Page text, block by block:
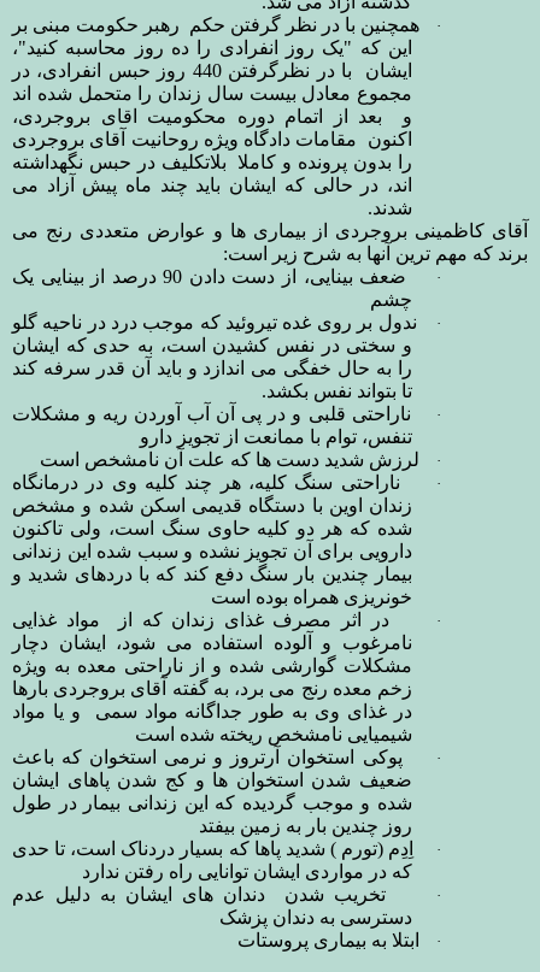
· همچنین با در نظر گرفتن حکم رهبر حکومت مبنی بر
این که "یک روز انفرادی را ده روز محاسبه کنید"،
ایشان با در نظرگرفتن440 روز حبس انفرادی، در
مجموع معادل بیست سال زندان را متحمل شده اند
و
بعد از اتمام دوره محکومیت اقای بروجردی،
اکنون مقامات دادگاه ویژه روحانیت آقای بروجردی
را بدون پرونده و کاملا بلاتکلیف در حبس نگهداشته
اند، در حالی که ایشان باید چند ماه پیش آزاد می
شدند.
آقای کاظمینی بروجردی از بیماری ها و عوارض متعددی رنج می
برند که مهم ترین آنها به شرح زیر است:
·
ضعف بینایی، از دست دادن 90 درصد از بینایی یک
چشم
·
ندول بر روی غده تیروئید که موجب درد در ناحیه گلو
و سختی در نفس کشیدن است، به حدی که ایشان
را به حال خفگی می اندازد و باید آن قدر سرفه کند
تا بتواند نفس بکشد.
·
ناراحتی قلبی و در پی آن آب آوردن ریه و مشکلات
تنفس، توام با ممانعت از تجویز دارو
· لرزش شدید دست ها که علت آن نامشخص است
·
ناراحتی سنگ کلیه، هر چند کلیه وی در درمانگاه
زندان اوین با دستگاه قدیمی اسکن شده و مشخص
شده که هر دو کلیه حاوی سنگ است، ولی تاکنون
دارویی برای آن تجویز نشده و سبب شده این زندانی
بیمار چندین بار سنگ دفع کند که با دردهای شدید و
خونریزی همراه بوده است
·
در اثر مصرف غذای زندان که از مواد غذایی
نامرغوب و آلوده استفاده می شود، ایشان دچار
مشکلات گوارشی شده و از ناراحتی معده به ویژه
زخم معده رنج می برد، به گفته
آقای بروجردی بارها
در غذای وی به طور جداگانه مواد سمی و یا مواد
شیمیایی نامشخص ریخته شده است
· پوکی استخوان آرتروز و نرمی استخوان که باعث
ضعیف شدن استخوان ها و کج شدن پاهای ایشان
شده و موجب گردیده که این زندانی بیمار در طول
روز چندین بار به زمین بیفتد
· اِدِم (تورم ) شدید پاها که بسیار دردناک است، تا حدی
که در مواردی ایشان توانایی راه رفتن ندارد
·
تخریب شدن دندان های ایشان به دلیل عدم
دسترسی به دندان پزشک
· ابتلا به بیماری پروستات